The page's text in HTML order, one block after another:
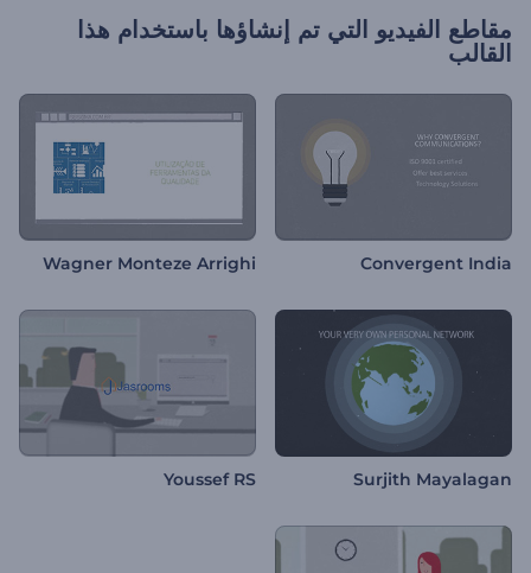
مقاطع الفيديو التي تم إنشاؤها باستخدام هذا
القالب
Convergent India
Wagner Monteze Arrighi
Surjith Mayalagan
Youssef RS